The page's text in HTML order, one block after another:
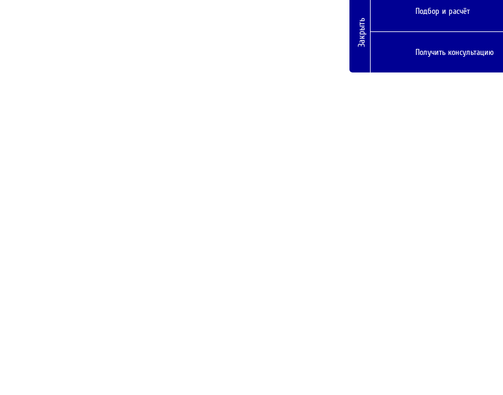
Закрыть
Подбор и расчёт
Получить консультацию